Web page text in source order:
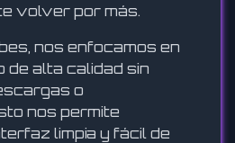
volver por más.
nos enfocamos en
de alta calidad sin
o
nos permite
limpia y fácil de